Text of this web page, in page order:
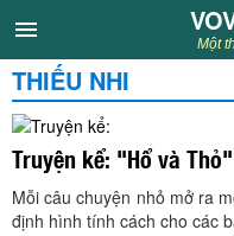
CHUYÊN MỤC
Khách VOV6
Văn học
Một
THIẾU NHI
Truyện kể: "Hổ và Thỏ"
Mỗi câu chuyện nhỏ mở ra
định hình tính cách cho các